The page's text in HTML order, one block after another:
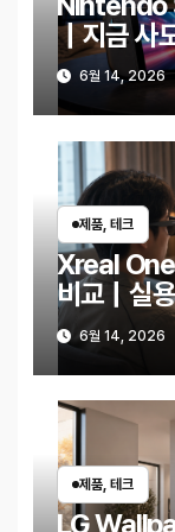
｜지금 사
금한 변화
6월 14, 2026
제품, 테크
Xreal
비교｜실
떤 사람에
6월 14, 2026
제품, 테크
LG